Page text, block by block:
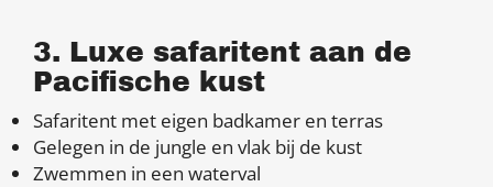
3. Luxe safaritent aan de
Pacifische kust
Safaritent met eigen badkamer en terras
Gelegen in de jungle en vlak bij de kust
Zwemmen in een waterval